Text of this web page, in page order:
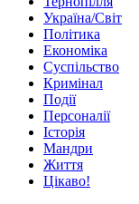
Україна/Світ
Політика
Економіка
Суспільство
Кримінал
Події
Персоналії
Історія
Мандри
Життя
Цікаво!